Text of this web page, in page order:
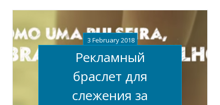
3 February 2018
Рекламный
браслет для
слежения за